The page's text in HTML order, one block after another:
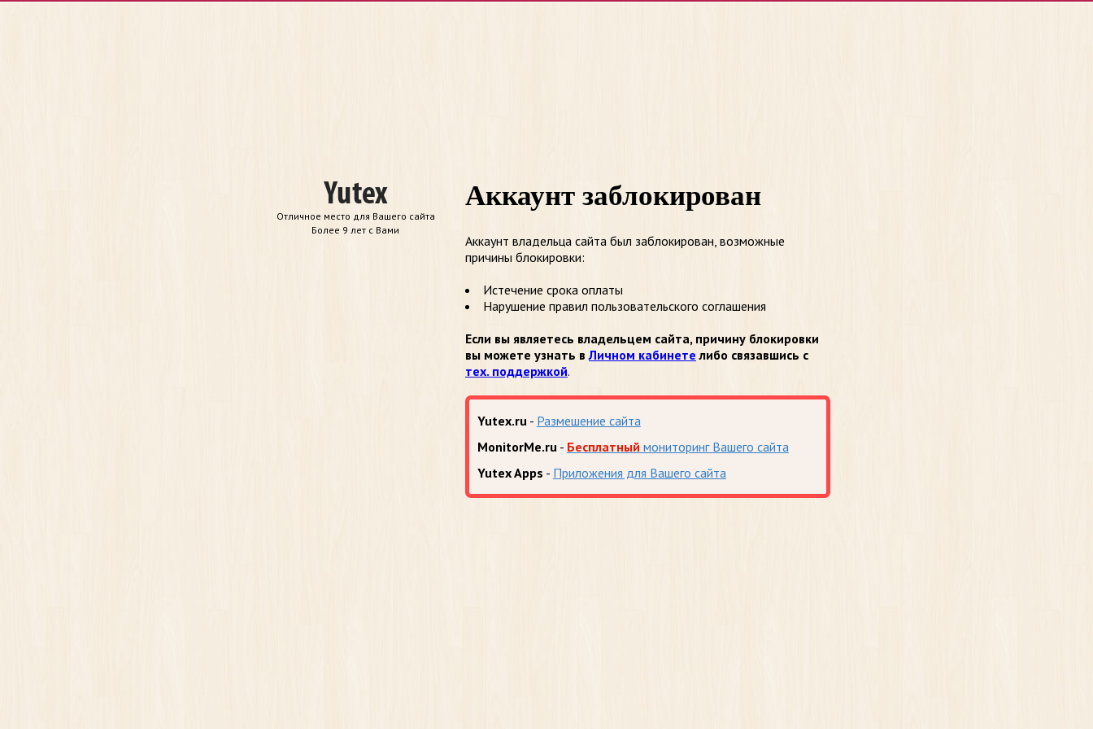
Отличное место для Вашего сайта
Более 9 лет с Вами
Аккаунт заблокирован
Аккаунт владельца сайта был заблокирован, возможные
причины блокировки:
Истечение срока оплаты
Нарушение правил пользовательского соглашения
Если вы являетесь владельцем сайта, причину блокировки
вы можете узнать вЛичном кабинете либо связавшись с
тех. поддержкой.
Yutex.ru - Размешение сайта
MonitorMe.ru - Бесплатный мониторинг Вашего сайта
Yutex Apps - Приложения для Вашего сайта